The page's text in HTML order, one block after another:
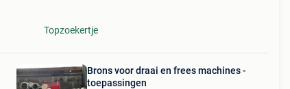
Topzoekertje
Brons voor draai en frees machines -
toepassingen